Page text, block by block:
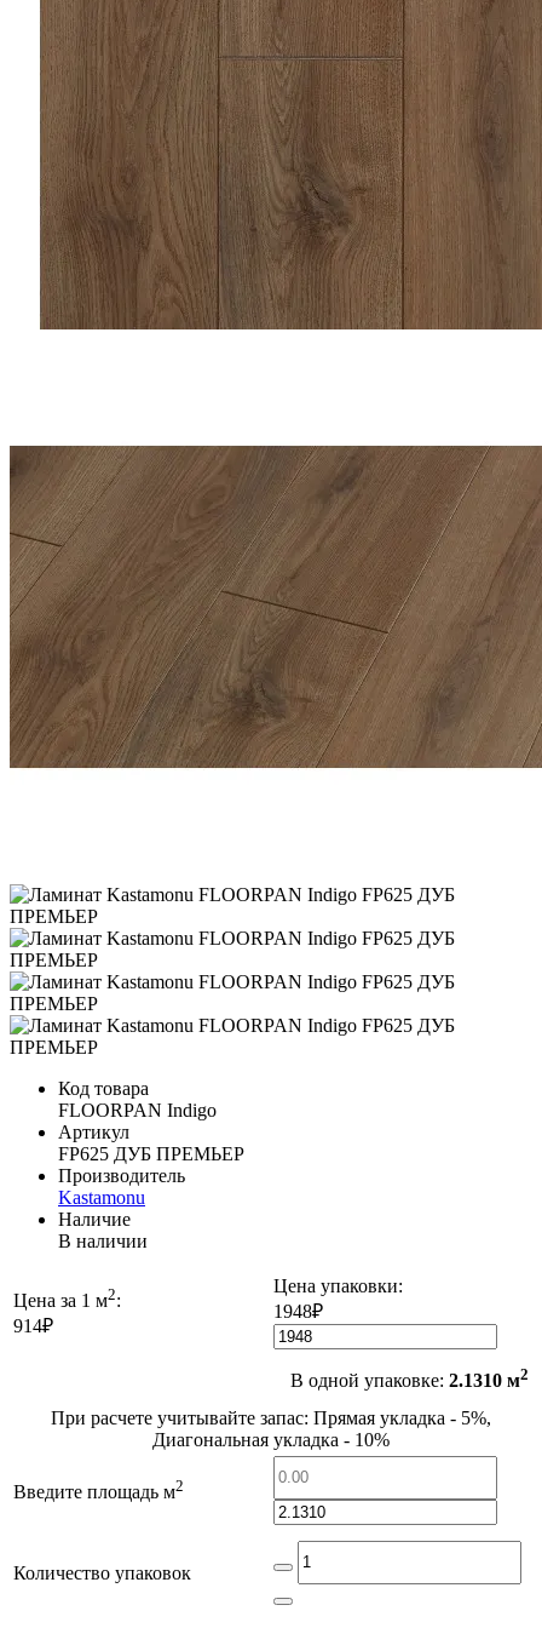
Код товара
FLOORPAN Indigo
Артикул
FP625 ДУБ ПРЕМЬЕР
Производитель
Kastamonu
Наличие
В наличии
Цена за 1 м2:
914₽
Цена упаковки:
1948₽
В одной упаковке: 2.1310 м2
При расчете учитывайте запас: Прямая укладка - 5%,
Диагональная укладка - 10%
Введите площадь м2
Количество упаковок